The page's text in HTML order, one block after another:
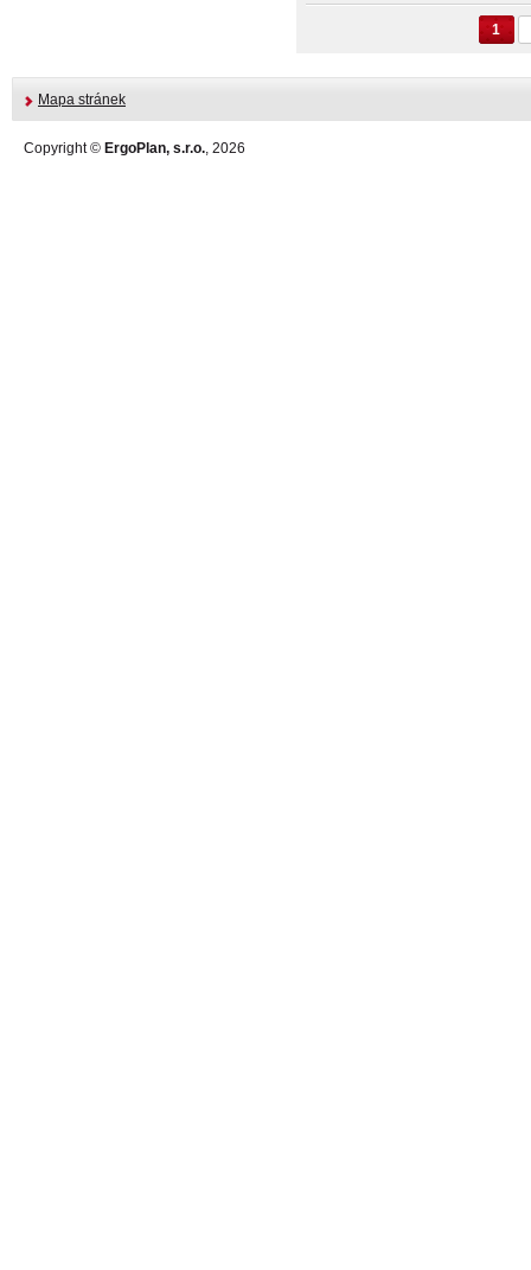
1
Mapa stránek
Copyright © ErgoPlan, s.r.o., 2026